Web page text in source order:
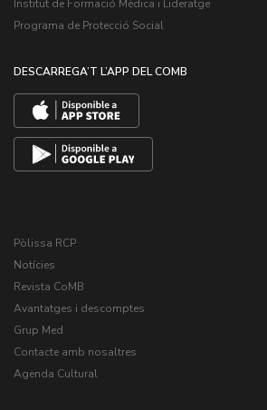
Institut de Formació Mèdica i Lideratge
Programa de Protecció Social
DESCARREGA’T L’APP DEL COMB
Pòlissa RCP
Notícies
Revista CoMB
Avantatges i descomptes
Grup Med
Contacte amb nosaltres
Agenda Cultural